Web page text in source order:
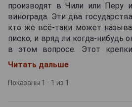
производят в Чили или Перу
винограда. Эти два
кто же всё-таки может
писко, и вряд ли когда-нибудь
в этом вопросе. Этот
изготавливается по старинной
отборного винограда,
плодородных землях Перу и
издавна производят в
Читать дальше
Показаны 1 - 1 из 1